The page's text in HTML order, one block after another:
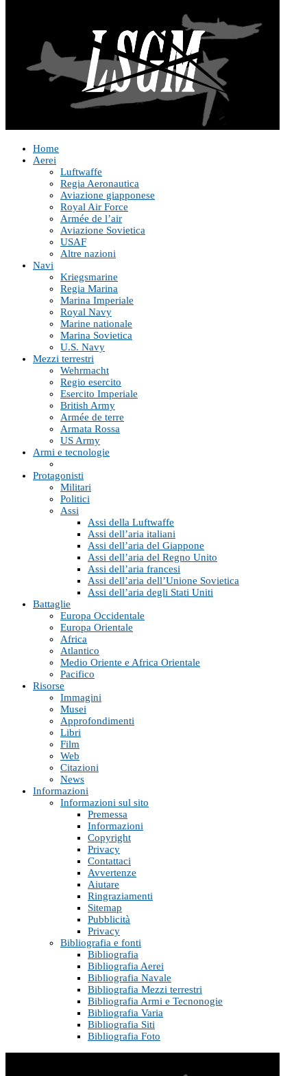
Home
Aerei
Luftwaffe
Regia Aeronautica
Aviazione giapponese
Royal Air Force
Armée de l’air
Aviazione Sovietica
USAF
Altre nazioni
Navi
Kriegsmarine
Regia Marina
Marina Imperiale
Royal Navy
Marine nationale
Marina Sovietica
U.S. Navy
Mezzi terrestri
Wehrmacht
Regio esercito
Esercito Imperiale
British Army
Armée de terre
Armata Rossa
US Army
Armi e tecnologie
Protagonisti
Militari
Politici
Assi
Assi della Luftwaffe
Assi dell’aria italiani
Assi dell’aria del Giappone
Assi dell’aria del Regno Unito
Assi dell’aria francesi
Assi dell’aria dell’Unione Sovietica
Assi dell’aria degli Stati Uniti
Battaglie
Europa Occidentale
Europa Orientale
Africa
Atlantico
Medio Oriente e Africa Orientale
Pacifico
Risorse
Immagini
Musei
Approfondimenti
Libri
Film
Web
Citazioni
News
Informazioni
Informazioni sul sito
Premessa
Informazioni
Copyright
Privacy
Contattaci
Avvertenze
Aiutare
Ringraziamenti
Sitemap
Pubblicità
Privacy
Bibliografia e fonti
Bibliografia
Bibliografia Aerei
Bibliografia Navale
Bibliografia Mezzi terrestri
Bibliografia Armi e Tecnonogie
Bibliografia Varia
Bibliografia Siti
Bibliografia Foto